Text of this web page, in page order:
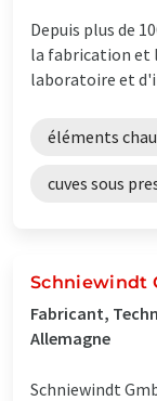
Depuis plus de
la fabrication et
laboratoire et
éléments
cuves sous
Schniewindt
Fabricant,
Allemagne
Schniewindt